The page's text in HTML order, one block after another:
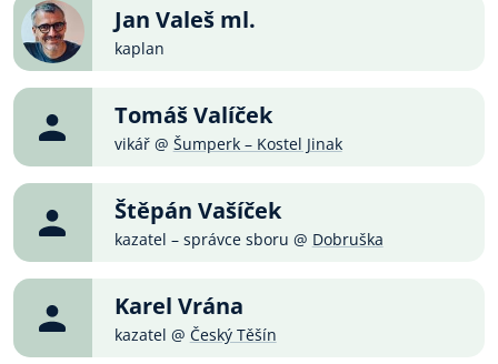
Jan Valeš ml.
kaplan
Tomáš Valíček
vikář @ Šumperk – Kostel Jinak
Štěpán Vašíček
kazatel – správce sboru @ Dobruška
Karel Vrána
kazatel @ Český Těšín